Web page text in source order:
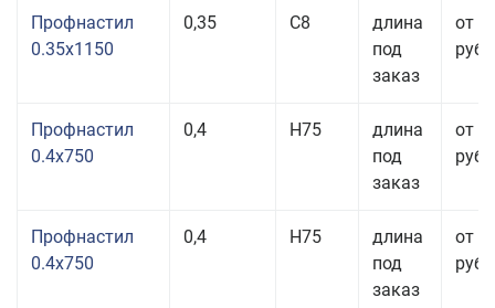
Профнастил
0.35x1150
0,35 С8
длина
под
заказ
от
руб.
Профнастил
0.4x750
0,4 Н75
длина
под
заказ
от
руб.
Профнастил
0.4x750
0,4 Н75
длина
под
заказ
от
руб.